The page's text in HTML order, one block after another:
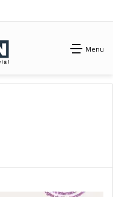
à 27 morts et 42 blessés
Menu